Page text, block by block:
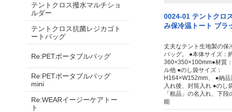
0024-01 テントクロ
み保冷温トート ブラ
丈夫なテント生地製の保
バッグ。 ●本体サイズ：
360×350×100mm●材質
ル他 ●のし袋サイズ：
H164×W152mm、 ●納
入れ後、封筒入れ ●のし
「粗品」の名入れ、下段
能
テントクロス撥水マルチショ
ルダー
テントクロス抗菌レジカゴト
ートバッグ
Re:PETポータブルバッグ
Re:PETポータブルバッグ
mini
Re:WEARイージーケアトー
ト